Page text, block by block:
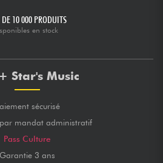
10 000 PRODUITS
en stock
Star's Music
sécurisé
mandat administratif
Pass Culture
Garantie 3 ans